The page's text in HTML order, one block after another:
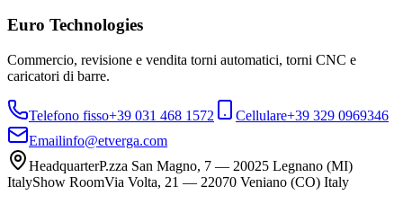
Euro Technologies
Commercio, revisione e vendita torni automatici, torni CNC e
caricatori di barre.
Telefono fisso+39 031 468 1572 Cellulare+39 329 0969346
Emailinfo@etverga.com
HeadquarterP.zza San Magno, 7 — 20025 Legnano (MI)
ItalyShow RoomVia Volta, 21 — 22070 Veniano (CO) Italy